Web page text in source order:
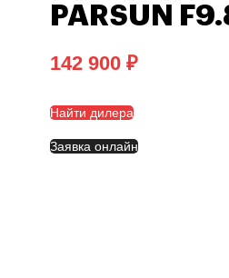
PARSUN
₽
Найти дилера
Заявка онлайн